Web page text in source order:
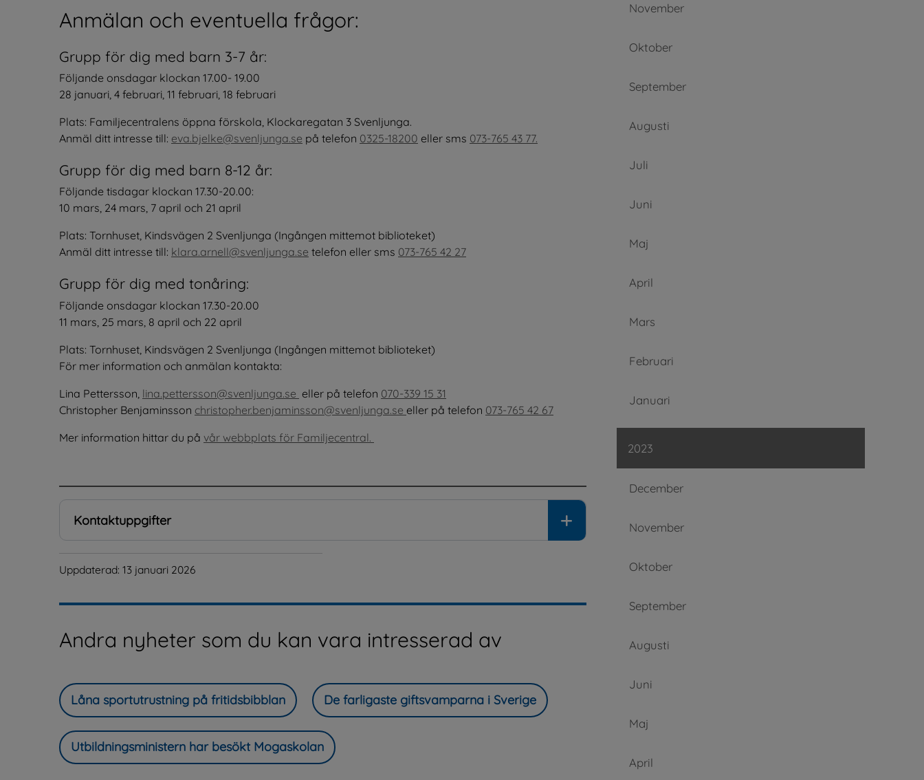
Anmälan och eventuella frågor:
Grupp för dig med barn 3-7 år:
Följande onsdagar klockan 17.00- 19.00
28 januari, 4 februari, 11 februari, 18 februari
Plats: Familjecentralens öppna förskola, Klockaregatan 3 Svenljunga.
Anmäl ditt intresse till: eva.bjelke@svenljunga.se på telefon 0325-18200 eller sms 073-765 43 77.
Grupp för dig med barn 8-12 år:
Följande tisdagar klockan 17.30-20.00:
10 mars, 24 mars, 7 april och 21 april
Plats: Tornhuset, Kindsvägen 2 Svenljunga (Ingången mittemot biblioteket)
Anmäl ditt intresse till: klara.arnell@svenljunga.se telefon eller sms 073-765 42 27
Grupp för dig med tonåring:
Följande onsdagar klockan 17.30-20.00
11 mars, 25 mars, 8 april och 22 april
Plats: Tornhuset, Kindsvägen 2 Svenljunga (Ingången mittemot biblioteket)
För mer information och anmälan kontakta:
Lina Pettersson, lina.pettersson@svenljunga.se eller på telefon 070-339 15 31
Christopher Benjaminsson christopher.benjaminsson@svenljunga.se eller på telefon 073-765 42 67
Mer information hittar du på vår webbplats för Familjecentral.
Kontaktuppgifter
Uppdaterad: 13 januari 2026
Andra nyheter som du kan vara intresserad av
Låna sportutrustning på fritidsbibblan De farligaste giftsvamparna i Sverige
Utbildningsministern har besökt Mogaskolan
November
Oktober
September
Augusti
Juli
Juni
Maj
April
Mars
Februari
Januari
2023
December
November
Oktober
September
Augusti
Juni
Maj
April